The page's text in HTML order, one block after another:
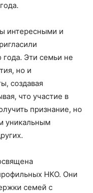
интересными и
Эти семьи не
но и
создавая
что участие в
признание, но
уникальным
НКО. Они
семей с